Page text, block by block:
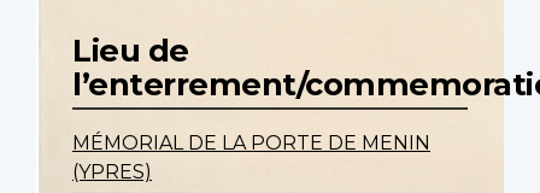
Lieu de
l’enterrement/
MÉMORIAL DE LA PORTE DE MENIN
(YPRES)